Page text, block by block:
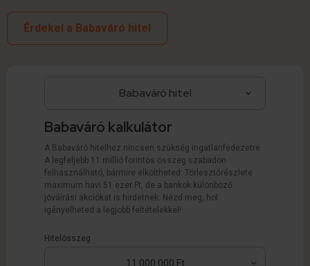
Érdekel a Babaváró hitel
Babaváró kalkulátor
A Babaváró hitelhez nincsen szükség ingatlanfedezetre.
A legfeljebb 11 millió forintos összeg szabadon
felhasználható, bármire elköltheted. Törlesztőrészlete
maximum havi 51 ezer Ft, de a bankok különböző
jóváírási akciókat is hirdetnek. Nézd meg, hol
igényelheted a legjobb feltételekkel!
Hitelösszeg